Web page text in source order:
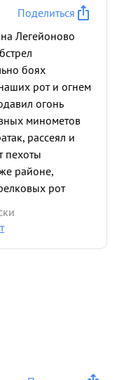
Поделиться
Легейоново
боях
рот и огнем
огонь
минометов
рассеял и
пехоты
районе,
рот
станковых
- и взвод
02. 17